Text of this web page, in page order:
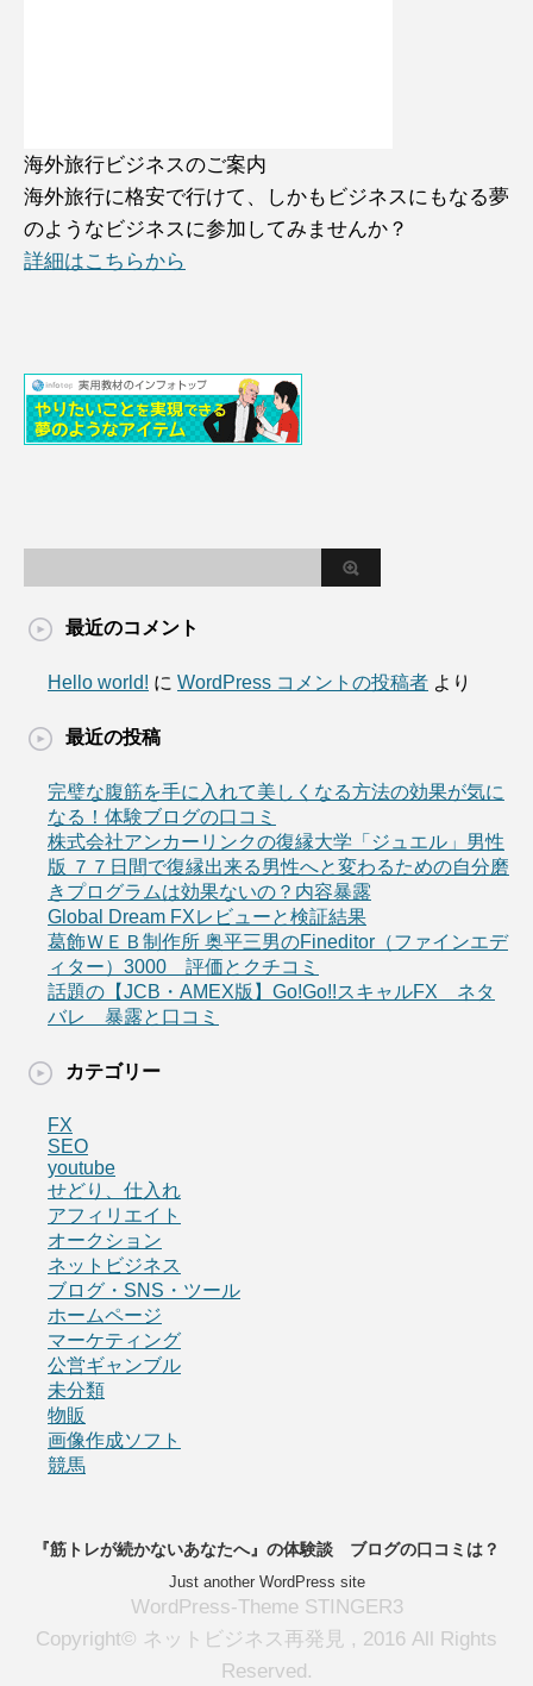
海外旅行ビジネスのご案内
海外旅行に格安で行けて、しかもビジネスにもなる夢
のようなビジネスに参加してみませんか？
詳細はこちらから
最近のコメント
Hello world! に WordPress コメントの投稿者 より
最近の投稿
完璧な腹筋を手に入れて美しくなる方法の効果が気に
なる！体験ブログの口コミ
株式会社アンカーリンクの復縁大学「ジュエル」男性
版 ７７日間で復縁出来る男性へと変わるための自分磨
きプログラムは効果ないの？内容暴露
Global Dream FXレビューと検証結果
葛飾ＷＥＢ制作所 奥平三男のFineditor（ファインエデ
ィター）3000 評価とクチコミ
話題の【JCB・AMEX版】Go!Go!!スキャルFX ネタ
バレ 暴露と口コミ
カテゴリー
FX
SEO
youtube
せどり、仕入れ
アフィリエイト
オークション
ネットビジネス
ブログ・SNS・ツール
ホームページ
マーケティング
公営ギャンブル
未分類
物販
画像作成ソフト
競馬
『筋トレが続かないあなたへ』の体験談 ブログの口コミは？
Just another WordPress site
WordPress-Theme STINGER3
Copyright© ネットビジネス再発見 , 2016 All Rights
Reserved.